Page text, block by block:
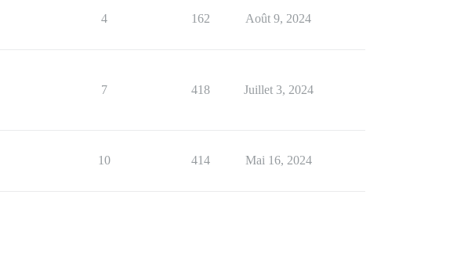
4 162 Août 9, 2024
7 418 Juillet 3, 2024
10 414 Mai 16, 2024